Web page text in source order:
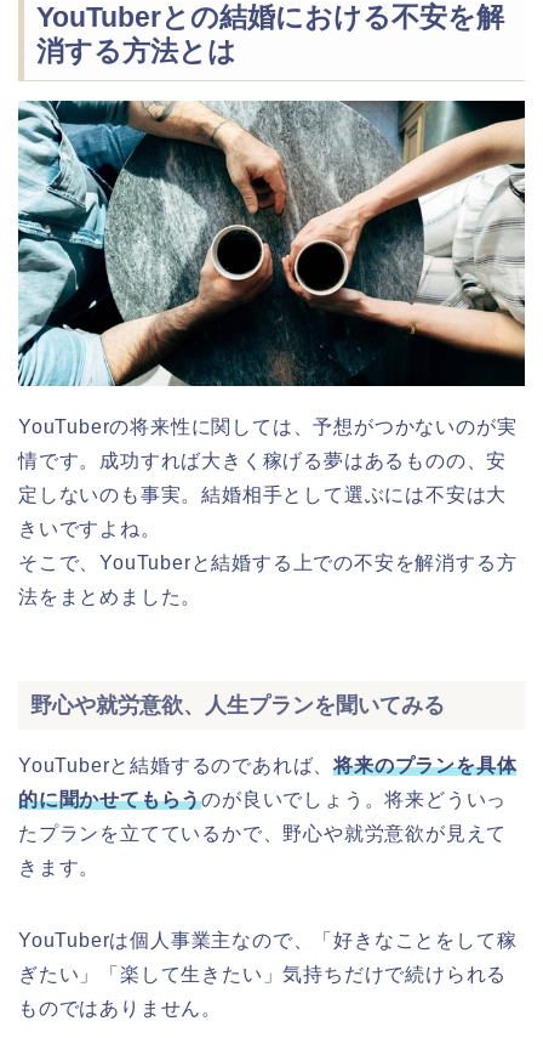
YouTuberとの結婚における不安を解
消する方法とは
YouTuberの将来性に関しては、予想がつかないのが実
情です。成功すれば大きく稼げる夢はあるものの、安
定しないのも事実。結婚相手として選ぶには不安は大
きいですよね。
そこで、YouTuberと結婚する上での不安を解消する方
法をまとめました。
野心や就労意欲、人生プランを聞いてみる
YouTuberと結婚するのであれば、将来のプランを具体
的に聞かせてもらうのが良いでしょう。将来どういっ
たプランを立てているかで、野心や就労意欲が見えて
きます。
YouTuberは個人事業主なので、「好きなことをして稼
ぎたい」「楽して生きたい」気持ちだけで続けられる
ものではありません。